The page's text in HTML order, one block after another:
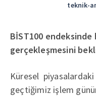
teknik-
BİST100 endeksinde
gerçekleşmesini
Küresel
geçtiğimiz işlem